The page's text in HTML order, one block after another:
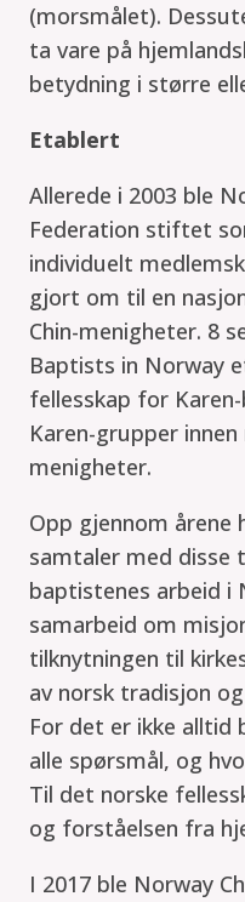
(morsmålet).
ta vare på
betydning i større
Etablert
Allerede i 2003 ble
Federation stiftet
individuelt
gjort om til en
Chin-menigheter. 8
Baptists in Norway
fellesskap for
Karen-grupper
menigheter.
Opp gjennom
samtaler med disse
baptistenes arbeid
samarbeid om
tilknytningen til
av norsk tradisjon
For det er ikke
alle spørsmål, og
Til det norske
og forståelsen fra
I 2017 ble Norway